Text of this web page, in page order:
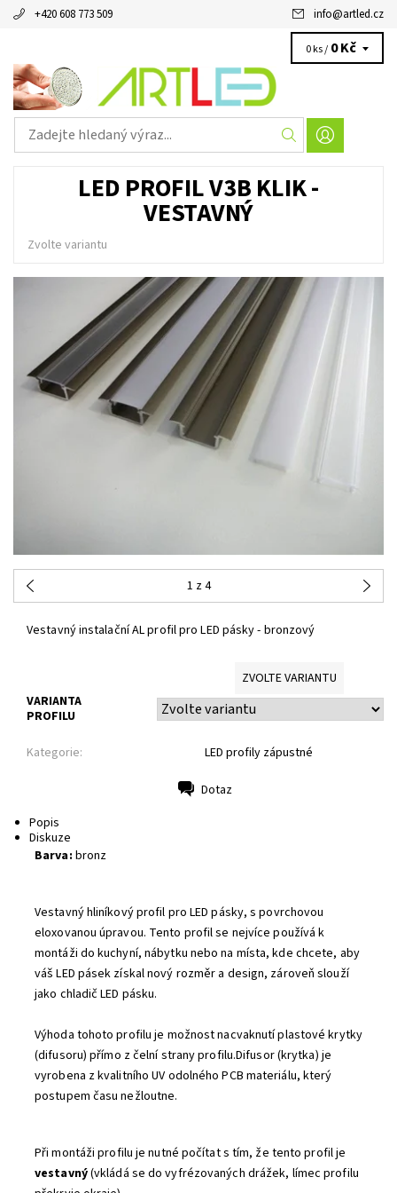
+420 608 773 509 info@artled.cz
0 ks / 0 Kč
LED PROFIL V3B KLIK -
VESTAVNÝ
Zvolte variantu
1 z 4
Vestavný instalační AL profil pro LED pásky - bronzový
ZVOLTE VARIANTU
VARIANTA
PROFILU
Kategorie: LED profily zápustné
Dotaz
Popis
Diskuze
Barva: bronz
Vestavný hliníkový profil pro LED pásky, s povrchovou
eloxovanou úpravou. Tento profil se nejvíce používá k
montáži do kuchyní, nábytku nebo na místa, kde chcete, aby
váš LED pásek získal nový rozměr a design, zároveň slouží
jako chladič LED pásku.
Výhoda tohoto profilu je možnost nacvaknutí plastové krytky
(difusoru) přímo z čelní strany profilu.Difusor (krytka) je
vyrobena z kvalitního UV odolného PCB materiálu, který
postupem času nežloutne.
Při montáži profilu je nutné počítat s tím, že tento profil je
vestavný(vkládá se do vyfrézovaných drážek, límec profilu